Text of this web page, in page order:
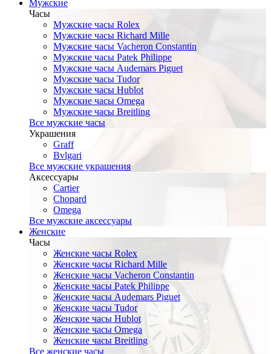
Мужские
Часы
Мужские часы Rolex
Мужские часы Richard Mille
Мужские часы Vacheron Constantin
Мужские часы Patek Philippe
Мужские часы Audemars Piguet
Мужские часы Tudor
Мужские часы Hublot
Мужские часы Omega
Мужские часы Breitling
Все мужские часы
Украшения
Graff
Bvlgari
Все мужские украшения
Аксессуары
Cartier
Chopard
Omega
Все мужские аксессуары
Женские
Часы
Женские часы Rolex
Женские часы Richard Mille
Женские часы Vacheron Constantin
Женские часы Patek Philippe
Женские часы Audemars Piguet
Женские часы Tudor
Женские часы Hublot
Женские часы Omega
Женские часы Breitling
Все женские часы